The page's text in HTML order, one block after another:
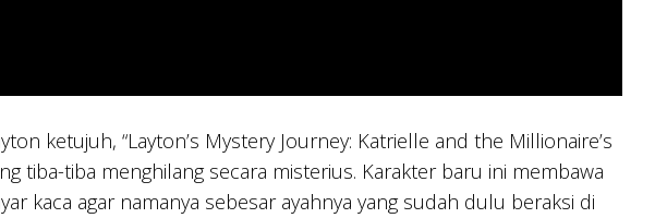
ketujuh, “Layton’s Mystery Journey: Katrielle and the Millionaire’s
tiba-tiba menghilang secara misterius. Karakter baru ini membawa
kaca agar namanya sebesar ayahnya yang sudah dulu beraksi di